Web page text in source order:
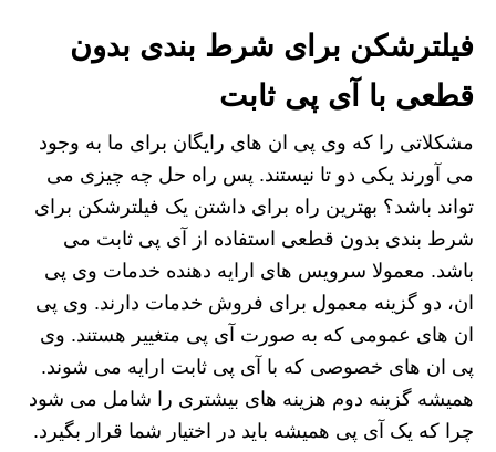
فیلترشکن برای شرط بندی بدون
قطعی با آی پی ثابت
مشکلاتی را که وی پی ان های رایگان برای ما به وجود
می آورند یکی دو تا نیستند. پس راه حل چه چیزی می
تواند باشد؟ بهترین راه برای داشتن یک فیلترشکن برای
شرط بندی بدون قطعی استفاده از آی پی ثابت می
باشد. معمولا سرویس های ارایه دهنده خدمات وی پی
ان، دو گزینه معمول برای فروش خدمات دارند. وی پی
ان های عمومی که به صورت آی پی متغییر هستند. وی
پی ان های خصوصی که با آی پی ثابت ارایه می شوند.
همیشه گزینه دوم هزینه های بیشتری را شامل می شود
چرا که یک آی پی همیشه باید در اختیار شما قرار بگیرد.